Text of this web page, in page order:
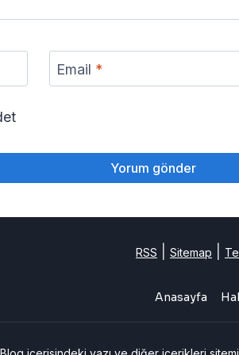
Email *
RSS Sitemap
Anasayfa